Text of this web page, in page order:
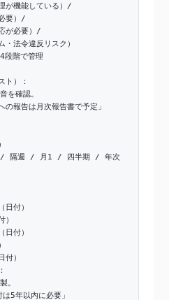
が機能している）/
要）/
が必要）/
・法令違反リスク）
段階で管理
ト）：
を確認。
報告は月次報告書で予定」
1 / 隔週 / 月1 / 四半期 / 年次
日付）
）
日付）
付）
。
5年以内に必要」